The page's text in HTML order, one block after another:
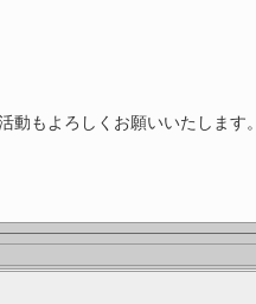
もよろしくお願いいたします。